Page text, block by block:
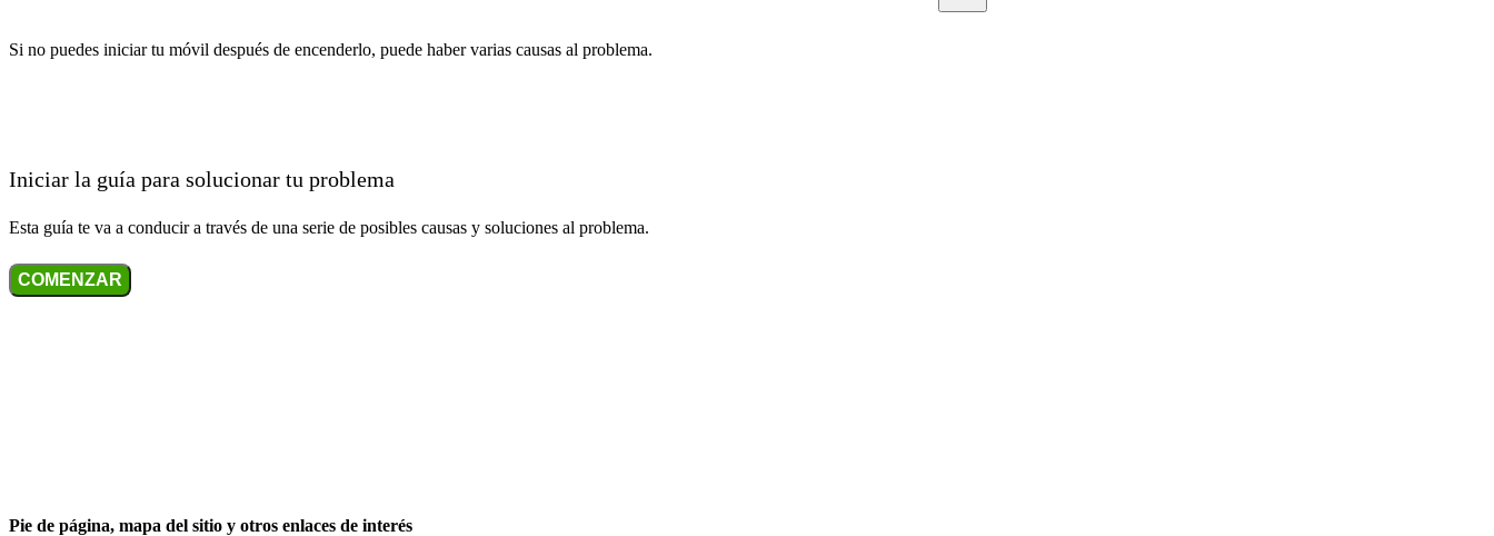
Si no puedes iniciar tu móvil después de encenderlo, puede haber varias causas al problema.
Iniciar la guía para solucionar tu problema
Esta guía te va a conducir a través de una serie de posibles causas y soluciones al problema.
COMENZAR
Pie de página, mapa del sitio y otros enlaces de interés